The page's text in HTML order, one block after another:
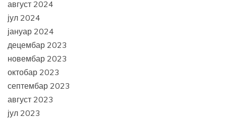
август 2024
јул 2024
јануар 2024
децембар 2023
новембар 2023
октобар 2023
септембар 2023
август 2023
јул 2023